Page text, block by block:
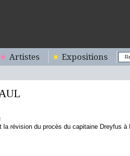
Artistes Expositions
la révision du procès du capitaine Dreyfus à